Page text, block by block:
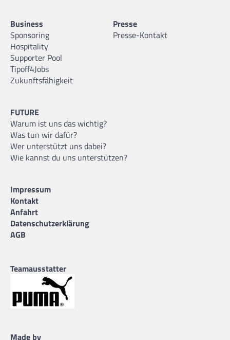
Business
Sponsoring
Hospitality
Supporter Pool
Tipoff4Jobs
Zukunftsfähigkeit
Presse
Presse-Kontakt
FUTURE
Warum ist uns das wichtig?
Was tun wir dafür?
Wer unterstützt uns dabei?
Wie kannst du uns unterstützen?
Impressum
Kontakt
Anfahrt
Datenschutzerklärung
AGB
Teamausstatter
Made by